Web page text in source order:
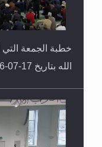
خطبة الجمعة التي
الله بتاريخ 17-07-2026